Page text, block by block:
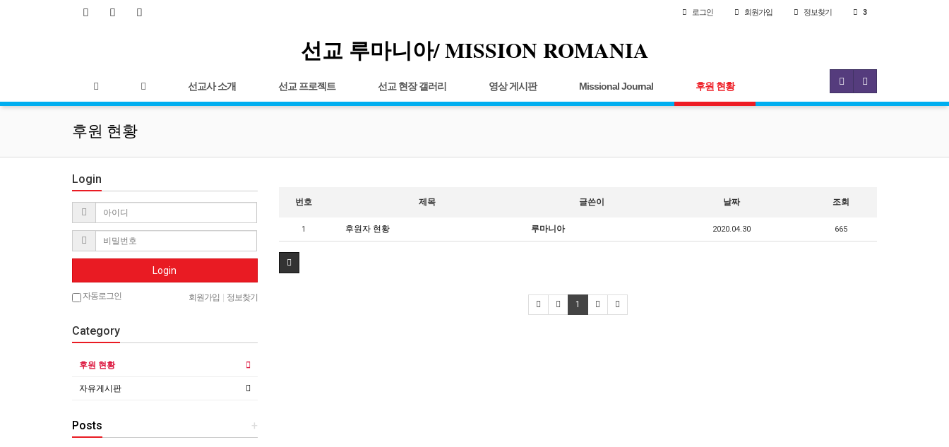
로그인 회원가입 정보찾기 3
선교 루마니아/ MISSION ROMANIA
선교사 소개 선교 프로젝트 선교 현장 갤러리 영상 게시판 Missional Journal 후원 현황
후원 현황
번호 제목 글쓴이 날짜 조회
1 후원자 현황 루마니아 2020.04.30 665
1
Login
Login
자동로그인 회원가입 정보찾기
Category
후원 현황
자유게시판
+
Posts